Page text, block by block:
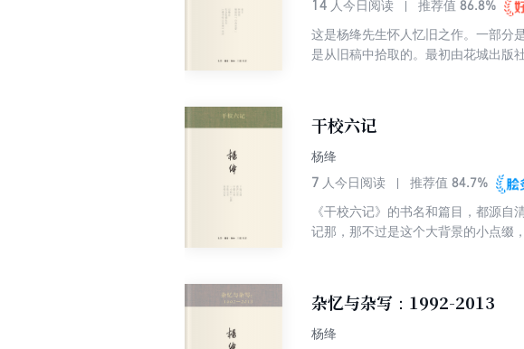
14 人今日阅读 推荐值 86.8%
这是杨绛先生怀人忆旧之作。一部分
是从旧稿中拾取的。最初由花城出版
干校六记
杨绛
7 人今日阅读 推荐值 84.7%
《干校六记》的书名和篇目，都源自
记那，那不过是这个大背景的小点缀
杂忆与杂写：1992-2013
杨绛